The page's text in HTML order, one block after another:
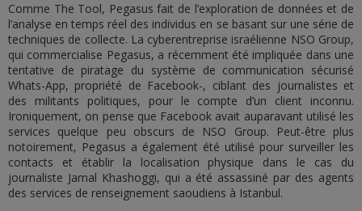
Comme The Tool, Pegasus fait de l’exploration de données et de
l’analyse en temps réel des individus en se basant sur une série de
techniques de collecte. La cyberentreprise israélienne NSO Group,
qui commercialise Pegasus, a récemment été impliquée dans une
tentative de piratage du système de communication sécurisé
Whats-App, propriété de Facebook-, ciblant des journalistes et
des militants politiques, pour le compte d’un client inconnu.
Ironiquement, on pense que Facebook avait auparavant utilisé les
services quelque peu obscurs de NSO Group. Peut-être plus
notoirement, Pegasus a également été utilisé pour surveiller les
contacts et établir la localisation physique dans le cas du
journaliste Jamal Khashoggi, qui a été assassiné par des agents
des services de renseignement saoudiens à Istanbul.